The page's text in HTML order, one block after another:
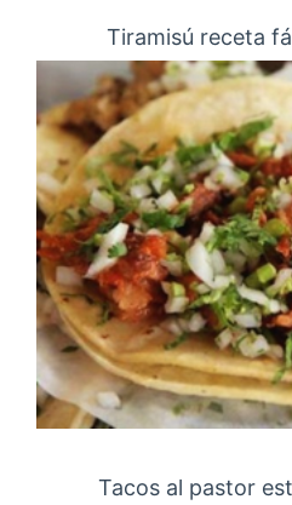
Tiramisú receta
Tacos al pastor